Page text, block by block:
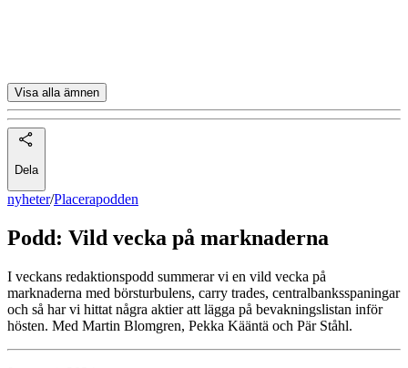
Visa alla ämnen
Dela
nyheter/Placerapodden
Podd: Vild vecka på marknaderna
I veckans redaktionspodd summerar vi en vild vecka på
marknaderna med börsturbulens, carry trades, centralbanksspaningar
och så har vi hittat några aktier att lägga på bevakningslistan inför
hösten. Med Martin Blomgren, Pekka Kääntä och Pär Ståhl.